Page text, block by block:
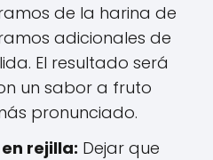
de la harina de
adicionales de
El resultado será
un sabor a fruto
pronunciado.
rejilla: Dejar que